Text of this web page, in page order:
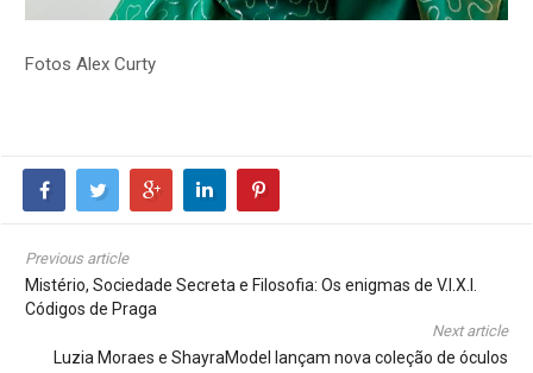
Fotos Alex Curty
Previous article
Mistério, Sociedade Secreta e Filosofia: Os enigmas de V.I.X.I.
Códigos de Praga
Next article
Luzia Moraes e ShayraModel lançam nova coleção de óculos